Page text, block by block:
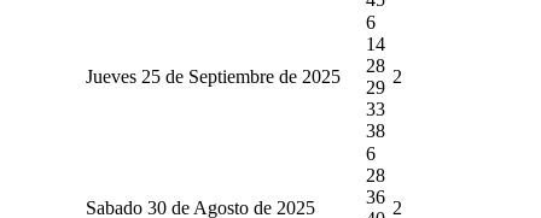
Jueves 25 de Septiembre de 2025
6
14
28
29
33
38
2
Sabado 30 de Agosto de 2025
6
28
36
2